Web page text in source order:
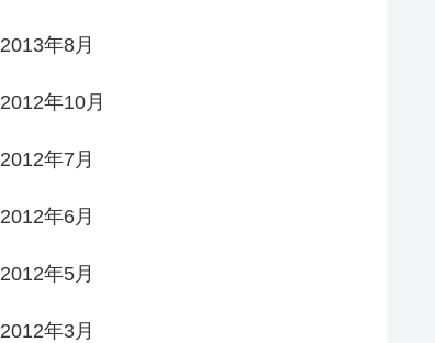
2013年8月
2012年10月
2012年7月
2012年6月
2012年5月
2012年3月